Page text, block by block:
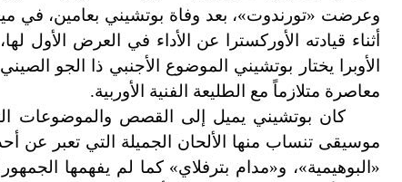
وعرضت «تورندوت»، بعد وفاة بوتشيني بعامين، في
أثناء قيادته الأوركسترا عن الأداء في العرض الأول
الأوبرا يختار بوتشيني الموضوع الأجنبي ذا الجو
معاصرة متلازماً مع الطليعة الفنية الأوربية.
كان بوتشيني يميل إلى القصص والموضوعات
موسيقى تنساب منها الألحان الجميلة التي تعبر عن
«البوهيمية»، و«مدام بترفلاي» كما لم يفهمها